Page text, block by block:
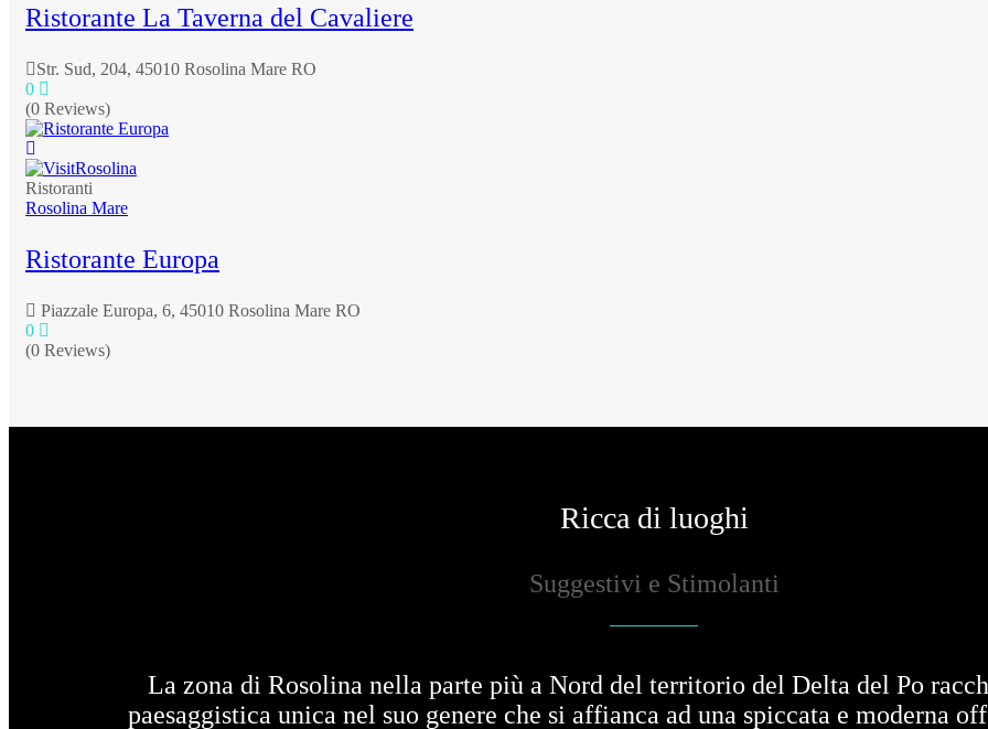
Ristorante La Taverna del Cavaliere
Str. Sud, 204, 45010 Rosolina Mare RO
0
(0 Reviews)
Ristoranti
Rosolina Mare
Ristorante Europa
Piazzale Europa, 6, 45010 Rosolina Mare RO
0
(0 Reviews)
Ricca di luoghi
Suggestivi e Stimolanti
La zona di Rosolina nella parte più a Nord del territorio del Delta del Po
paesaggistica unica nel suo genere che si affianca ad una spiccata e moderna